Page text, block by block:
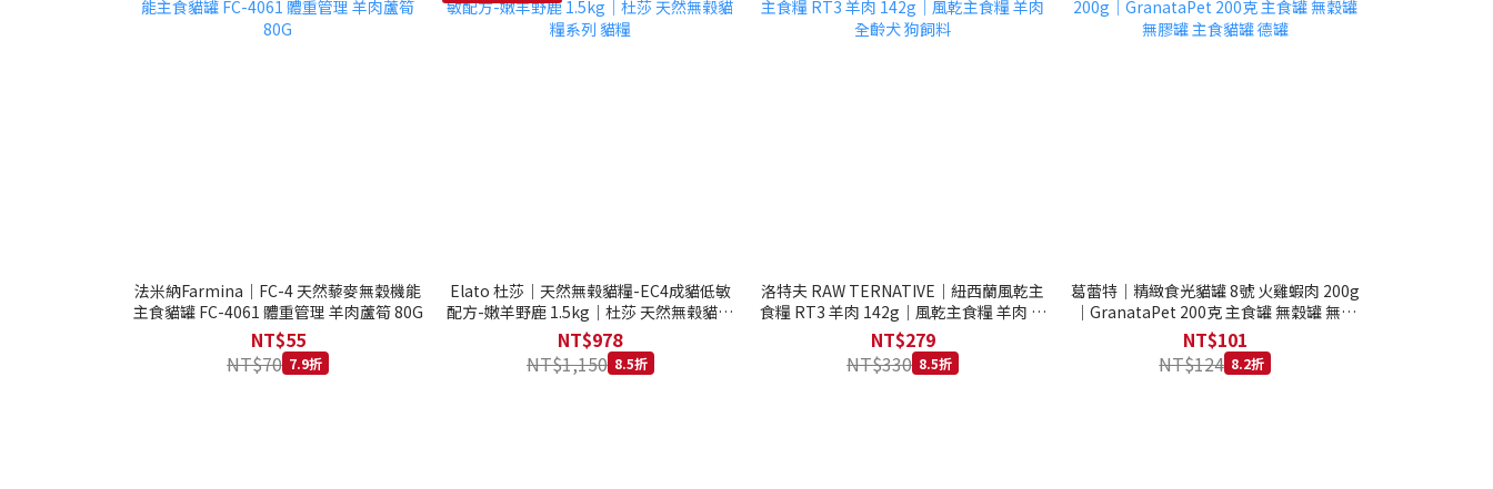
法米納Farmina｜FC-4 天然藜麥無穀機能
主食貓罐 FC-4061 體重管理 羊肉蘆筍 80G
NT$55
NT$70 7.9折
Elato 杜莎｜天然無榖貓糧-EC4成貓低敏
配方-嫩羊野鹿 1.5kg｜杜莎 天然無榖貓糧
系列 貓糧
NT$978
NT$1,150 8.5折
洛特夫 RAW TERNATIVE｜紐西蘭風乾主
食糧 RT3 羊肉 142g｜風乾主食糧 羊肉 全
齡犬 狗飼料
NT$279
NT$330 8.5折
葛蕾特｜精緻食光貓罐 8號 火雞蝦肉 200g
｜GranataPet 200克 主食罐 無穀罐 無膠
罐 主食貓罐 德罐
NT$101
NT$124 8.2折